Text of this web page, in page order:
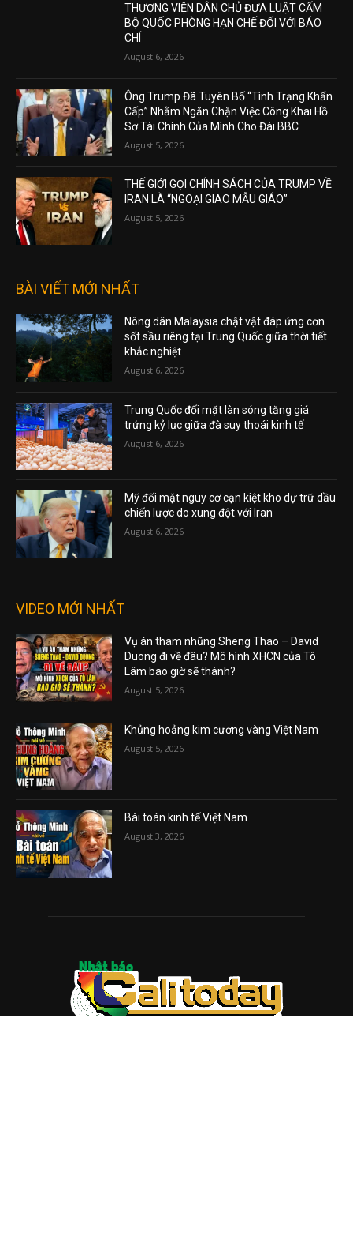
THƯỢNG VIỆN DÂN CHỦ ĐƯA LUẬT CẤM
BỘ QUỐC PHÒNG HẠN CHẾ ĐỐI VỚI BÁO
CHÍ
August 6, 2026
Ông Trump Đã Tuyên Bố “Tình Trạng Khẩn
Cấp” Nhằm Ngăn Chặn Việc Công Khai Hồ
Sơ Tài Chính Của Mình Cho Đài BBC
August 5, 2026
THẾ GIỚI GỌI CHÍNH SÁCH CỦA TRUMP VỀ
IRAN LÀ “NGOẠI GIAO MẪU GIÁO”
August 5, 2026
BÀI VIẾT MỚI NHẤT
Nông dân Malaysia chật vật đáp ứng cơn
sốt sầu riêng tại Trung Quốc giữa thời tiết
khắc nghiệt
August 6, 2026
Trung Quốc đối mặt làn sóng tăng giá
trứng kỷ lục giữa đà suy thoái kinh tế
August 6, 2026
Mỹ đối mặt nguy cơ cạn kiệt kho dự trữ dầu
chiến lược do xung đột với Iran
August 6, 2026
VIDEO MỚI NHẤT
Vụ án tham nhũng Sheng Thao – David
Duong đi về đâu? Mô hình XHCN của Tô
Lâm bao giờ sẽ thành?
August 5, 2026
Khủng hoảng kim cương vàng Việt Nam
August 5, 2026
Bài toán kinh tế Việt Nam
August 3, 2026